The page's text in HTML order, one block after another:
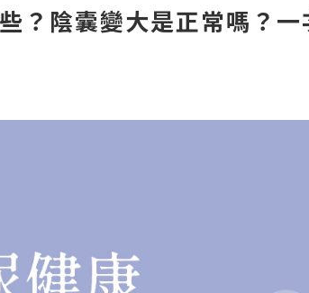
？陰囊變大是正常嗎？